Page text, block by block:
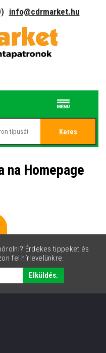
info@cdrmarket.hu
Keres
na Homepage
Érdekes tippeket és
fel hírlevelünkre.
Elküldés.